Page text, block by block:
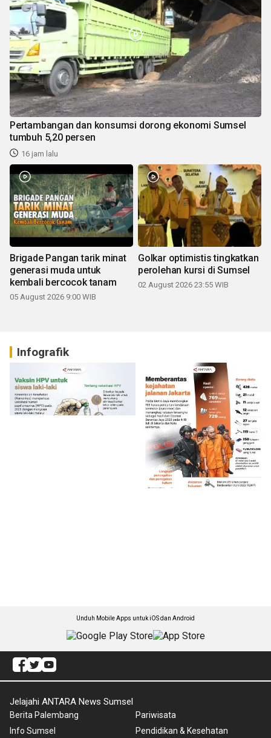
Pertambangan dan konsumsi dorong ekonomi Sumsel
tumbuh 5,20 persen
16 jam lalu
Brigade Pangan tarik minat
generasi muda untuk
kembali bercocok tanam
05 August 2026 9:00 WIB
Golkar optimistis tingkatkan
perolehan kursi di Sumsel
02 August 2026 23:55 WIB
Infografik
Unduh Mobile Apps untuk iOS dan Android
Jelajahi ANTARA News Sumsel
Berita Palembang
Info Sumsel
Pariwisata
Pendidikan & Kesehatan